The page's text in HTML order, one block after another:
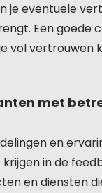
je eventuele
Een goede
vol vertrouwen
met
en
in de
en diensten